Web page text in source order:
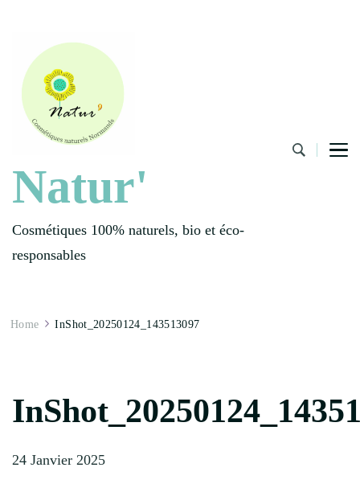
Natur'
Cosmétiques 100% naturels, bio et éco-
responsables
Home InShot_20250124_143513097
24 Janvier 2025